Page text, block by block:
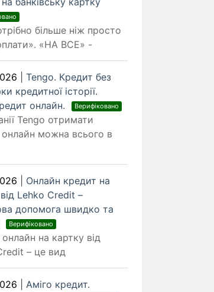
більше ніж просто
«НА ВСЕ» -
Tengo. Кредит без
кредитної історії.
онлайн.
Верифіковано
Tengo отримати
можна всього в
Онлайн кредит на
Lehko Сredit –
допомога швидко та
Верифіковано
на картку від
– це вид
Аміго кредит.